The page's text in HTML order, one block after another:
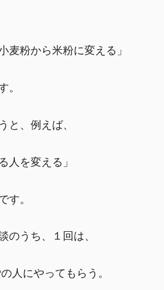
麦粉から米粉に変える」
。
と、例えば、
人を変える」
す。
のうち、１回は、
人にやってもらう。